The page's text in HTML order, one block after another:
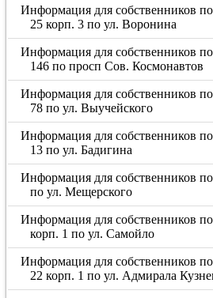
Информация для
25 корп. 3 по ул. Воронина
Информация для
146 по просп Сов. Космонавтов
Информация для
78 по ул. Выучейского
Информация для
13 по ул. Бадигина
Информация для собственников
по ул. Мещерского
Информация для собственников
корп. 1 по ул. Самойло
Информация для
22 корп. 1 по ул. Адмирала